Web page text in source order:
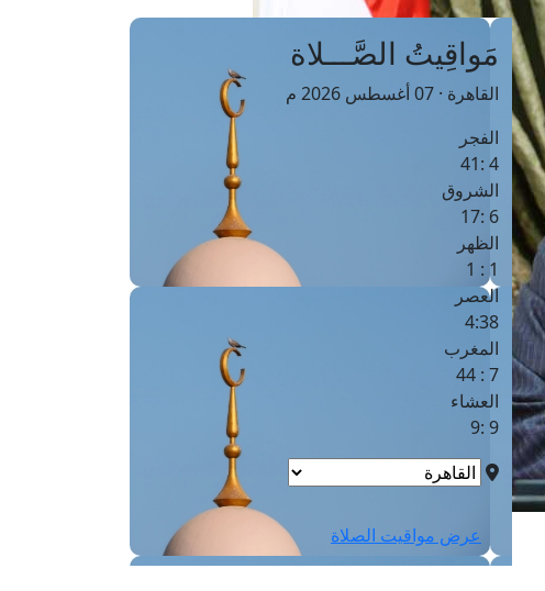
مَواقِيتُ الصَّـــلاة
القاهرة · 07 أغسطس 2026 م
الفجر
4 :41
الشروق
6 :17
الظهر
1 : 1
العصر
4:38
المغرب
7 : 44
العشاء
9 :9
عرض مواقيت الصلاة